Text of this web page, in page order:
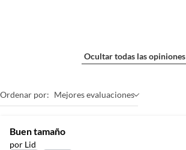
Ocultar todas las opiniones
Ordenar por: Mejores evaluaciones
Buen tamaño
por Lid